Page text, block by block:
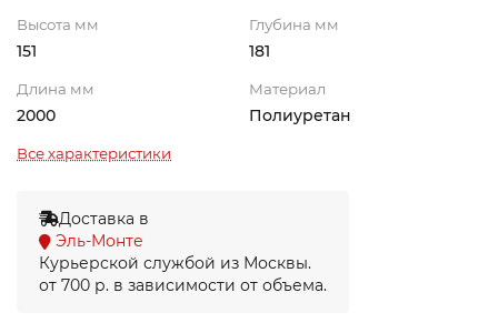
Высота мм
151
Глубина мм
181
Длина мм
2000
Материал
Полиуретан
Все характеристики
Доставка в
Эль-Монте
Курьерской службой из Москвы.
от 700 р. в зависимости от объема.